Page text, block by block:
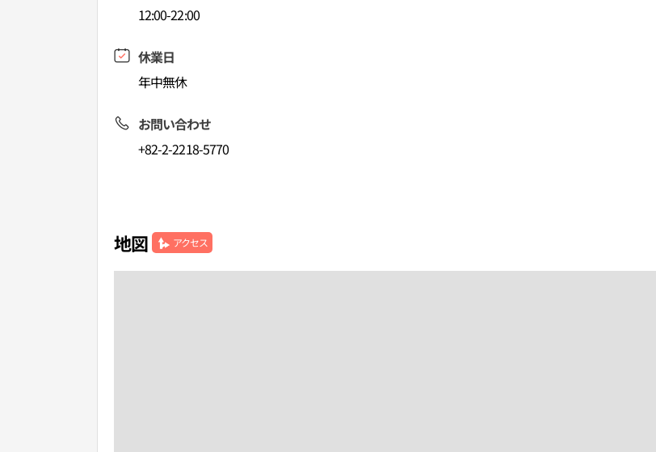
12:00-22:00
休業日
年中無休
お問い合わせ
+82-2-2218-5770
地図 アクセス